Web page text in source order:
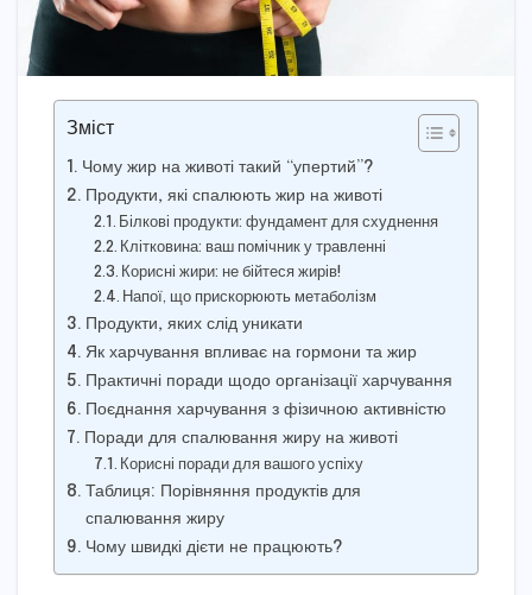
Зміст
Чому жир на животі такий “упертий”?
Продукти, які спалюють жир на животі
Білкові продукти: фундамент для схуднення
Клітковина: ваш помічник у травленні
Корисні жири: не бійтеся жирів!
Напої, що прискорюють метаболізм
Продукти, яких слід уникати
Як харчування впливає на гормони та жир
Практичні поради щодо організації харчування
Поєднання харчування з фізичною активністю
Поради для спалювання жиру на животі
Корисні поради для вашого успіху
Таблиця: Порівняння продуктів для
спалювання жиру
Чому швидкі дієти не працюють?